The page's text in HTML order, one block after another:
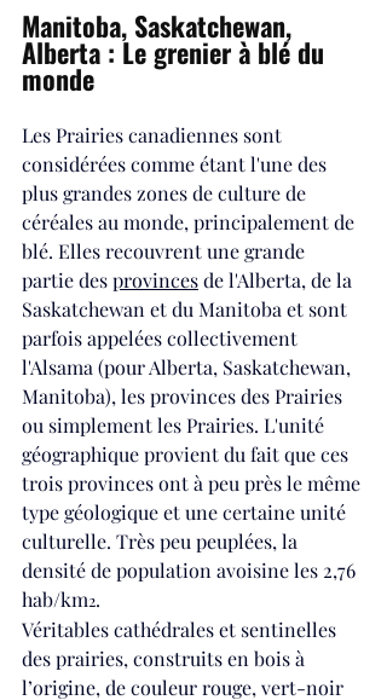
Manitoba, Saskatchewan,
Alberta : Le grenier à blé du
monde
Les Prairies canadiennes sont
considérées comme étant l'une des
plus grandes zones de culture de
céréales au monde, principalement de
blé. Elles recouvrent une grande
partie des provinces de l'Alberta, de la
Saskatchewan et du Manitoba et sont
parfois appelées collectivement
l'Alsama (pour Alberta, Saskatchewan,
Manitoba), les provinces des Prairies
ou simplement les Prairies. L'unité
géographique provient du fait que ces
trois provinces ont à peu près le même
type géologique et une certaine unité
culturelle. Très peu peuplées, la
densité de population avoisine les 2,76
hab/km2.
Véritables cathédrales et sentinelles
des prairies, construits en bois à
l’origine, de couleur rouge, vert-noir